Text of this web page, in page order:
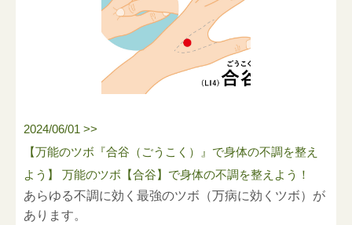
2024/06/01 >>
【万能のツボ『合谷（ごうこく）』で身体の不調を整え
よう】 万能のツボ【合谷】で身体の不調を整えよう！
あらゆる不調に効く最強のツボ（万病に効くツボ）が
あります。